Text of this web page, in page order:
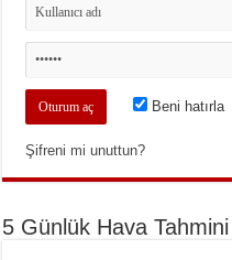
Beni hatırla
Şifreni mi unuttun?
5 Günlük Hava Tahmini